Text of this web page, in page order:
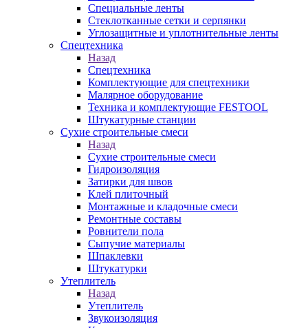
Специальные ленты
Стеклотканные сетки и серпянки
Углозащитные и уплотнительные ленты
Спецтехника
Назад
Спецтехника
Комплектующие для спецтехники
Малярное оборудование
Техника и комплектующие FESTOOL
Штукатурные станции
Сухие строительные смеси
Назад
Сухие строительные смеси
Гидроизоляция
Затирки для швов
Клей плиточный
Монтажные и кладочные смеси
Ремонтные составы
Ровнители пола
Сыпучие материалы
Шпаклевки
Штукатурки
Утеплитель
Назад
Утеплитель
Звукоизоляция